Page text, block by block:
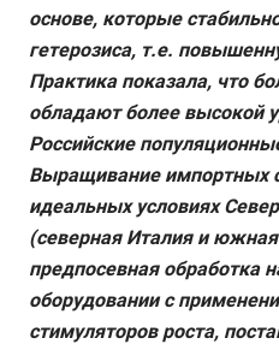
основе, которые
гетерозиса, т.е.
Практика показала, что
обладают более высокой
Российские
Выращивание импортных
идеальных условиях
(северная Италия и
предпосевная обработка
оборудовании с
стимуляторов роста,